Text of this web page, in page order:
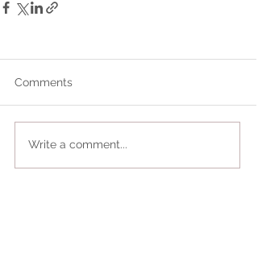
Comments
Write a comment...